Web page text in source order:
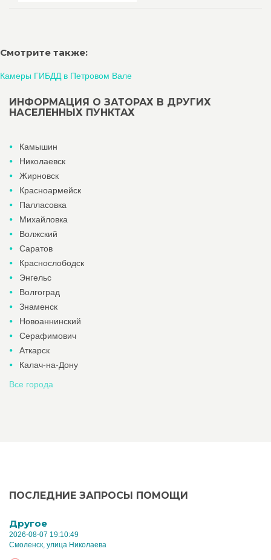
Смотрите также:
Камеры ГИБДД в Петровом Вале
ИНФОРМАЦИЯ О ЗАТОРАХ В ДРУГИХ
НАСЕЛЕННЫХ ПУНКТАХ
Камышин
Николаевск
Жирновск
Красноармейск
Палласовка
Михайловка
Волжский
Саратов
Краснослободск
Энгельс
Волгоград
Знаменск
Новоаннинский
Серафимович
Аткарск
Калач-на-Дону
Все города
ПОСЛЕДНИЕ ЗАПРОСЫ ПОМОЩИ
Другое
2026-08-07 19:10:49
Смоленск, улица Николаева